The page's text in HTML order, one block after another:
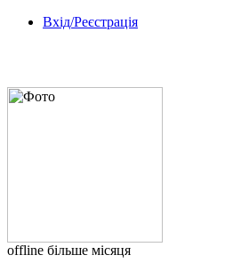
Вхід/Реєстрація
offline більше місяця